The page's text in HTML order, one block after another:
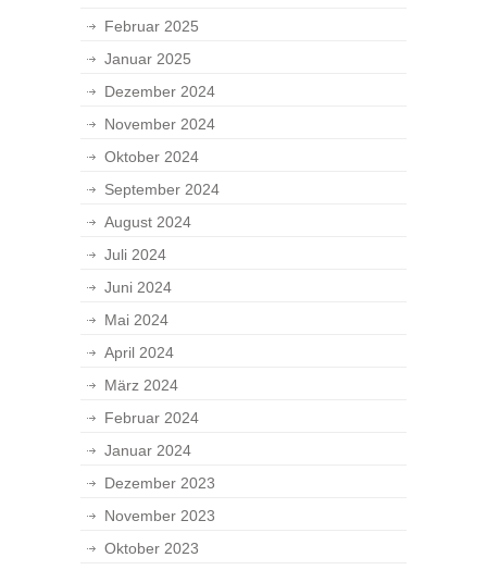
Februar 2025
Januar 2025
Dezember 2024
November 2024
Oktober 2024
September 2024
August 2024
Juli 2024
Juni 2024
Mai 2024
April 2024
März 2024
Februar 2024
Januar 2024
Dezember 2023
November 2023
Oktober 2023